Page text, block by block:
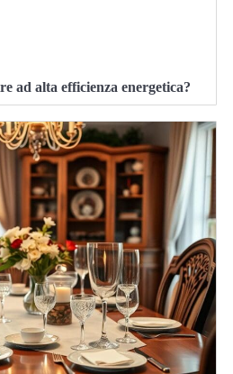
ad alta efficienza energetica?